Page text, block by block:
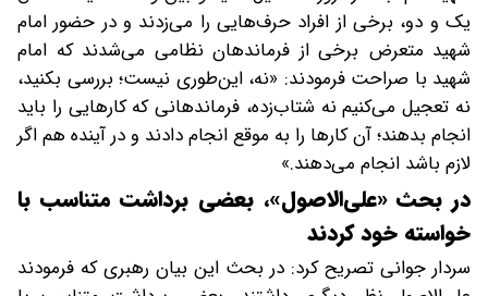
یک و دو، برخی از افراد حرف‌هایی را می‌زدند و در حضور امام
شهید متعرض برخی از فرماندهان نظامی می‌شدند که امام
شهید با صراحت فرمودند: «نه، این‌طوری نیست؛ بررسی بکنید،
نه تعجیل می‌کنیم نه شتاب‌زده، فرماندهانی که کارهایی را باید
انجام بدهند؛ آن کارها را به موقع انجام دادند و در آینده هم اگر
لازم باشد انجام می‌دهند.»
در بحث «علی‌الاصول»، بعضی برداشت متناسب با
خواسته خود کردند
سردار جوانی تصریح کرد: در بحث این بیان رهبری که فرمودند